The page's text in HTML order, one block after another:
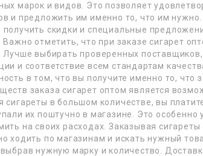
марок и видов. Это позволяет
и предложить им именно то, что им
получить скидки и специальные
Важно отметить, что при заказе сигарет
Лучше выбирать проверенных
и соответствие всем стандартам
в том, что вы получите именно то, что
заказа сигарет оптом является
сигареты в большом количестве, вы
их поштучно в магазине. Это особенно
на своих расходах. Заказывая
ходить по магазинам и искать нужный
нужную марку и количество.